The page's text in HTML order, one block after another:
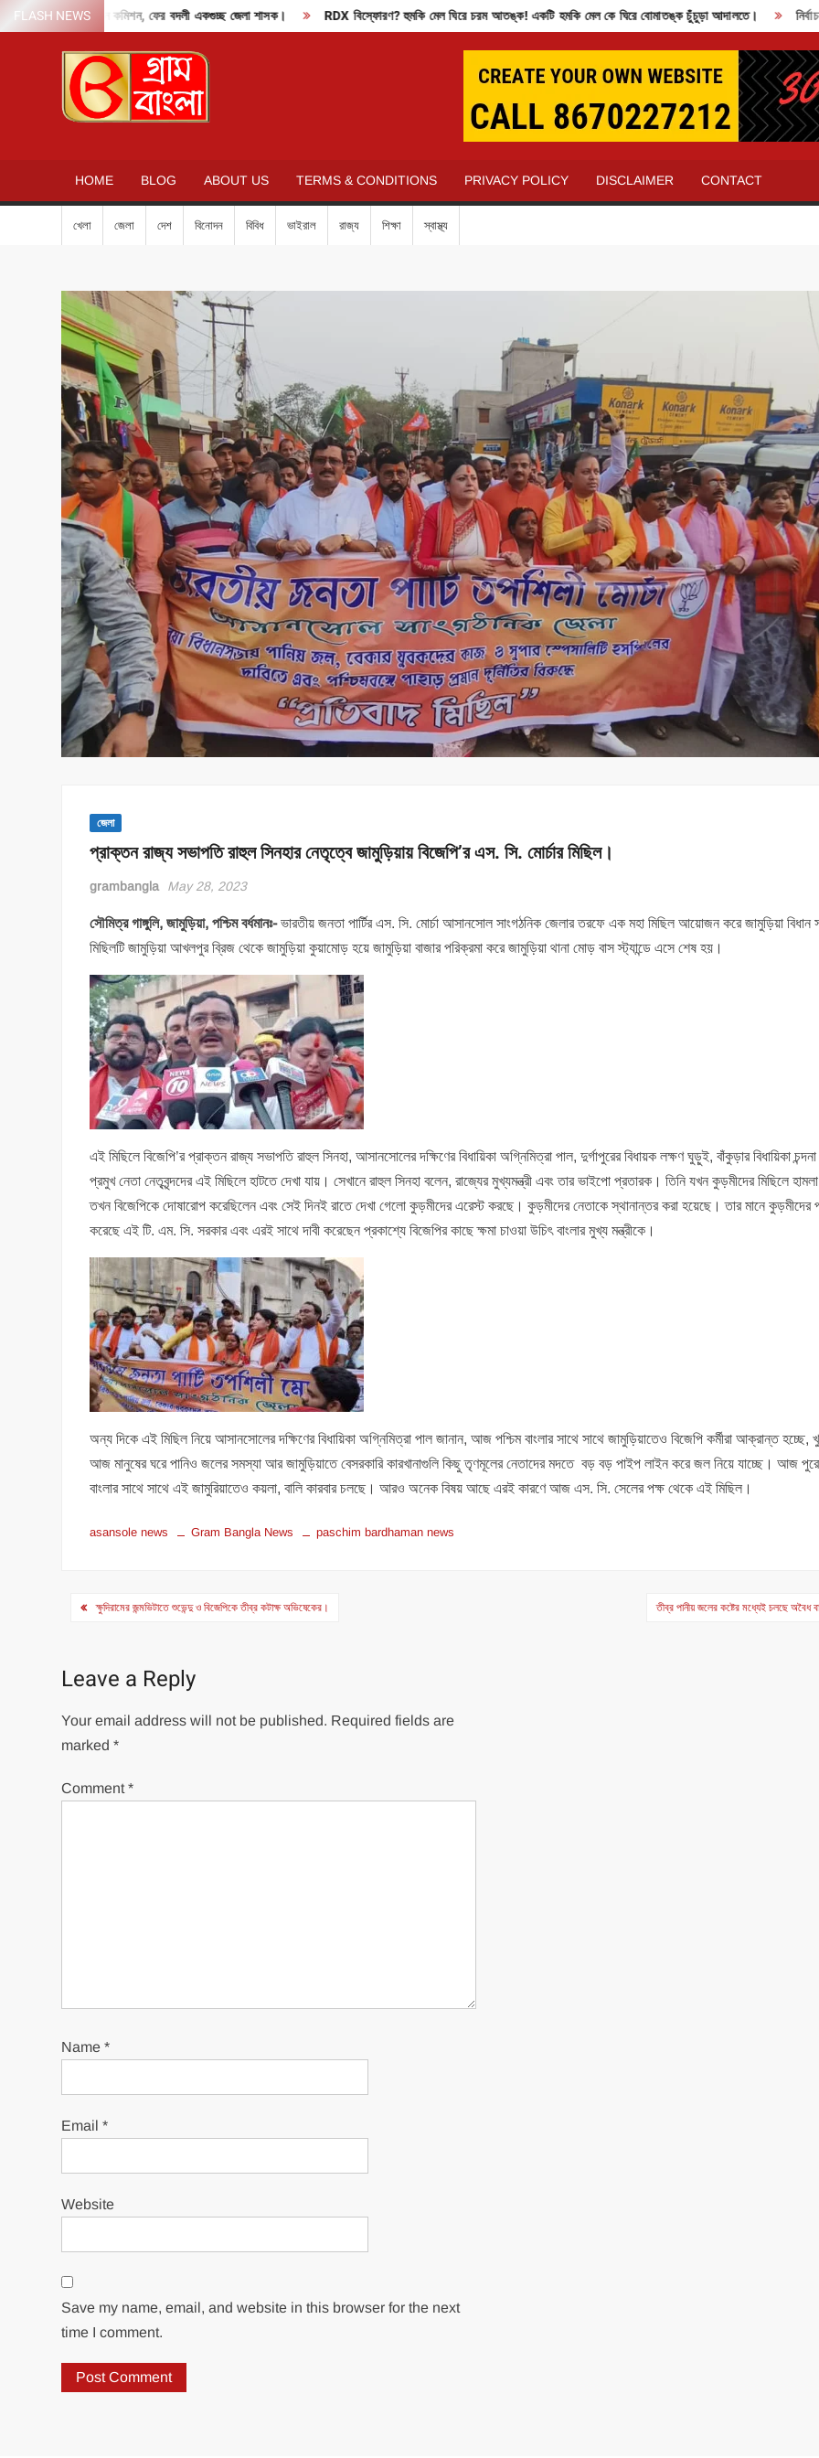
Skip
to
FLASH NEWS
মোডে নির্বাচন কমিশন, ফের বদলী একগুচ্ছ জেলা শাসক। RDX বিস্ফোরণ? হুমকি মেল ঘিরে চরম আতঙ্ক! একটি হমকি মেল কে ঘিরে বোমাতঙ্ক চুঁচুড়া আদালতে। নির্বাচন
HOME BLOG ABOUT US TERMS & CONDITIONS PRIVACY POLICY DISCLAIMER CONTACT
খেলা জেলা দেশ বিনোদন বিবিধ ভাইরাল রাজ্য শিক্ষা স্বাস্থ্য
জেলা
প্রাক্তন রাজ্য সভাপতি রাহুল সিনহার নেতৃত্বে জামুড়িয়ায় বিজেপি’র এস. সি. মোর্চার মিছিল।
grambangla May 28, 2023
সৌমিত্র গাঙ্গুলি, জামুড়িয়া, পশ্চিম বর্ধমানঃ-ভারতীয় জনতা পার্টির এস. সি. মোর্চা আসানসোল সাংগঠনিক জেলার তরফে এক মহা মিছিল আয়োজন করে জামুড়িয়া বিধান
মিছিলটি জামুড়িয়া আখলপুর ব্রিজ থেকে জামুড়িয়া কুয়ামোড় হয়ে জামুড়িয়া বাজার পরিক্রমা করে জামুড়িয়া থানা মোড় বাস স্ট্যান্ডে এসে শেষ হয়।
এই মিছিলে বিজেপি’র প্রাক্তন রাজ্য সভাপতি রাহুল সিনহা, আসানসোলের দক্ষিণের বিধায়িকা অগ্নিমিত্রা পাল, দুর্গাপুরের বিধায়ক লক্ষণ ঘুড়ুই, বাঁকুড়ার বিধায়িকা চন্দনা
প্রমুখ নেতা নেতৃবৃন্দদের এই মিছিলে হাটতে দেখা যায়। সেখানে রাহুল সিনহা বলেন, রাজ্যের মুখ্যমন্ত্রী এবং তার ভাইপো প্রতারক। তিনি যখন কুড়মীদের মিছিলে
তখন বিজেপিকে দোষারোপ করেছিলেন এবং সেই দিনই রাতে দেখা গেলো কুড়মীদের এরেস্ট করছে। কুড়মীদের নেতাকে স্থানান্তর করা হয়েছে। তার মানে কুড়মীদের
করেছে এই টি. এম. সি. সরকার এবং এরই সাথে দাবী করেছেন প্রকাশ্যে বিজেপির কাছে ক্ষমা চাওয়া উচিৎ বাংলার মুখ্য মন্ত্রীকে।
অন্য দিকে এই মিছিল নিয়ে আসানসোলের দক্ষিণের বিধায়িকা অগ্নিমিত্রা পাল জানান, আজ পশ্চিম বাংলার সাথে সাথে জামুড়িয়াতেও বিজেপি কর্মীরা আক্রান্ত হচ্ছে,
আজ মানুষের ঘরে পানিও জলের সমস্যা আর জামুড়িয়াতে বেসরকারি কারখানাগুলি কিছু তৃণমূলের নেতাদের মদতে বড় বড় পাইপ লাইন করে জল নিয়ে যাচ্ছে। আজ
বাংলার সাথে সাথে এই জামুরিয়াতেও কয়লা, বালি কারবার চলছে। আরও অনেক বিষয় আছে এরই কারণে আজ এস. সি. সেলের পক্ষ থেকে এই মিছিল।
asansole news Gram Bangla News paschim bardhaman news
Post
ক্ষুদিরামের জন্মভিটাতে শুভেন্দু ও বিজেপিকে তীব্র কটাক্ষ অভিষেকের। তীব্র পানীয় জলের কষ্টের মধ্যেই চলছে অবৈধ
Leave a Reply
Your email address will not be published. Required fields are
marked*
Comment*
Name*
Email*
Website
Save my name, email, and website in this browser for the next
time I comment.